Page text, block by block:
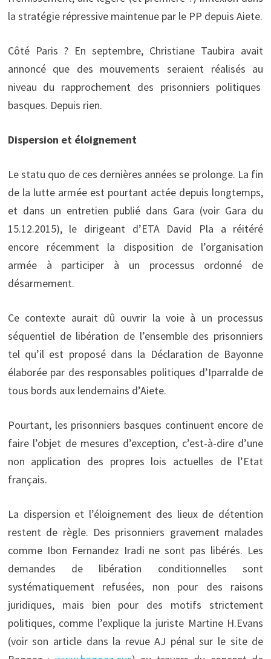
la stratégie répressive maintenue par le PP depuis Aiete.
Côté Paris ? En septembre, Christiane Taubira avait
annoncé que des mouvements seraient réalisés au
niveau du rapprochement des prisonniers politiques
basques. Depuis rien.
Dispersion et éloignement
Le statu quo de ces dernières années se prolonge. La fin
de la lutte armée est pourtant actée depuis longtemps,
et dans un entretien publié dans Gara (voir Gara du
15.12.2015), le dirigeant d’ETA David Pla a réitéré
encore récemment la disposition de l’organisation
armée à participer à un processus ordonné de
désarmement.
Ce contexte aurait dû ouvrir la voie à un processus
séquentiel de libération de l’ensemble des prisonniers
tel qu’il est proposé dans la Déclaration de Bayonne
élaborée par des responsables politiques d’Iparralde de
tous bords aux lendemains d’Aiete.
Pourtant, les prisonniers basques continuent encore de
faire l’objet de mesures d’exception, c’est-à-dire d’une
non application des propres lois actuelles de l’Etat
français.
La dispersion et l’éloignement des lieux de détention
restent de règle. Des prisonniers gravement malades
comme Ibon Fernandez Iradi ne sont pas libérés. Les
demandes de libération conditionnelles sont
systématiquement refusées, non pour des raisons
juridiques, mais bien pour des motifs strictement
politiques, comme l’explique la juriste Martine H.Evans
(voir son article dans la revue AJ pénal sur le site de